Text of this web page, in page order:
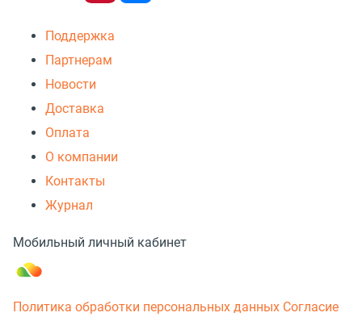
Поддержка
Партнерам
Новости
Доставка
Оплата
О компании
Контакты
Журнал
Мобильный личный кабинет
Политика обработки персональных данных Согласие